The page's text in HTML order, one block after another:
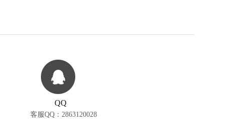
QQ
客服QQ： 2863120028